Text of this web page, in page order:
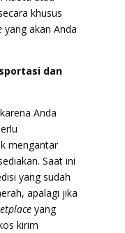
khusus
yang akan Anda
dan
Anda
mengantar
Saat ini
yang sudah
apalagi jika
yang
kirim